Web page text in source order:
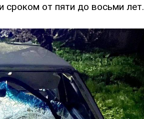
сроком от пяти до восьми лет.